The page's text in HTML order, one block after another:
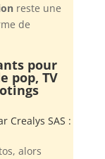
reste une
de
pour
pop, TV
Crealys SAS :
alors